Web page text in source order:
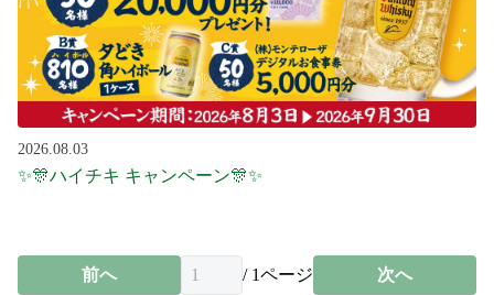
2026.08.03
✨🎊ハイチキ キャンペーン🎊✨
前へ / 1ページ 次へ